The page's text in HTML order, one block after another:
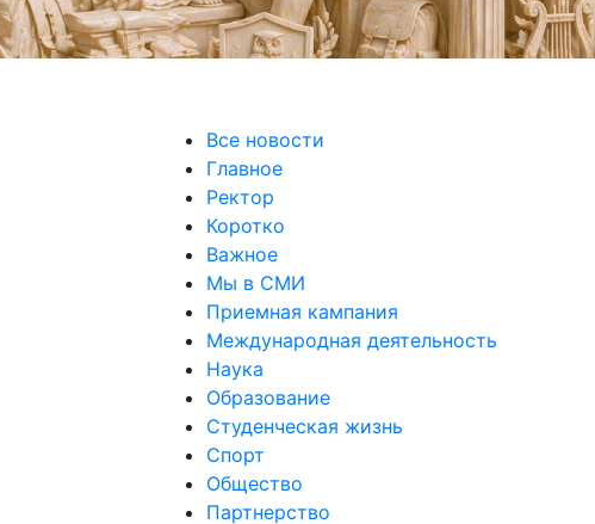
Все новости
Главное
Ректор
Коротко
Важное
Мы в СМИ
Приемная кампания
Международная деятельность
Наука
Образование
Студенческая жизнь
Спорт
Общество
Партнерство